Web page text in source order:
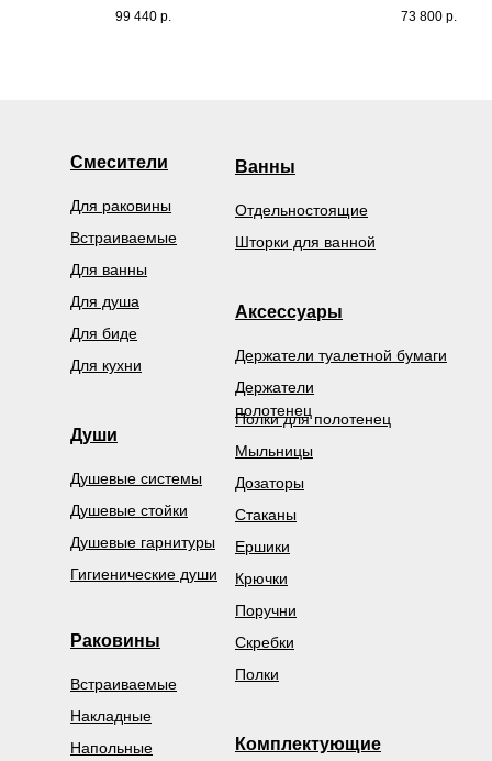
99 440 р. 73 800 р.
Смесители
Души
Душевые гарнитуры
Душевые системы
Гигиенические души
Поручни
Скребки
Дозаторы
Полки
Стаканы
Ершики
Крючки
Держатели
полотенец
Мыльницы
Держатели туалетной бумаги
Полки для полотенец
Раковины
Встраиваемые
Накладные
Напольные
Встраиваемые
Для биде
Для ванны
Для душа
Для раковины
Для кухни
Ванны
Отдельностоящие
Шторки для ванной
Аксессуары
Комплектующие
Душевые стойки